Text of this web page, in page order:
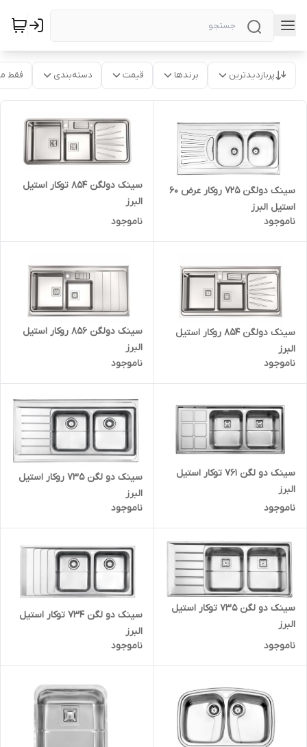
پربازدیدترین برندها قیمت دسته‌بندی فقط
سینک دولگن 725 روکار عرض 60
استیل البرز
ناموجود
سینک دولگن 854 توکار استیل
البرز
ناموجود
سینک دولگن 854 روکار استیل
البرز
ناموجود
سینک دولگن 856 روکار استیل
البرز
ناموجود
سینک دو لگن 761 توکار استیل
البرز
ناموجود
سینک دو لگن 735 روکار استیل
البرز
ناموجود
سینک دو لگن 735 توکار استیل
البرز
ناموجود
سینک دو لگن 734 توکار استیل
البرز
ناموجود